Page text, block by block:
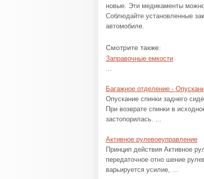
новые. Эти медикаменты
Соблюдайте установленные
автомобиле.
Смотрите также:
Заправочные емкости
...
Багажное отделение -
Опускание спинки заднего
При возврате спинки в
застопорилась. ...
Активное рулевоеуправление
Принцип действия Активное
передаточное отно шение
варьируется усилие, ...